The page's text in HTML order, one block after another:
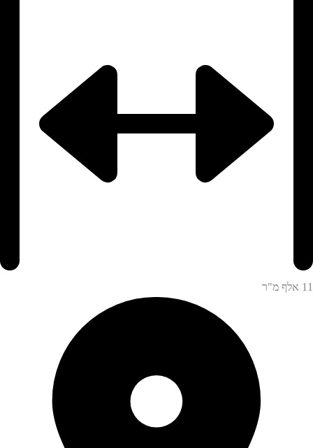
11 אלף מ"ר